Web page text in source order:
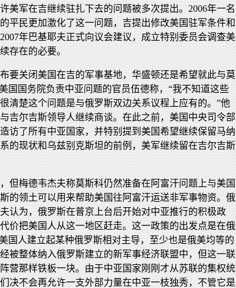
美军在吉继续驻扎下去的问题被多次提出。2006年一名
平民更加激化了这一问题，吉提出修改美国驻军条件和
年巴基耶夫正式向议会建议，成立特别委员会调查美
存在的必要。
要关闭美国在吉的军事基地，华盛顿还是希望就此与莫
国国务院负责中亚问题的官员伍德称，“我不知道这些
清楚这个问题是与俄罗斯双边关系议程上应有的。”他
吉尔吉斯领导人继续商谈。在此之前，美国中央司令部
访了所有中亚国家，并特别提到美国希望继续保留马纳
的现状和乌兹别克斯坦的前例，美军继续留在吉尔吉斯
但梅德韦杰夫称莫斯科仍然准备在阿富汗问题上与美国
的领土可以用来帮助美国往阿富汗运送非军事物资。俄
认为，俄罗斯在普京上台后开始对中亚推行的积极政
价把美国人从这一地区赶走。这一政策的出发点是在俄
国人建立起某种俄罗斯相对主导，至少也是俄美均等的
被整体纳入俄罗斯建立的新军事经济联盟中，但这一联
营那样铁板一块。由于中亚国家刚刚才从苏联的集权统
决不会再允许一支外部力量在中亚一枝独秀，不管它是